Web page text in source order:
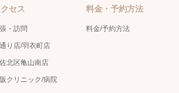
セス
・訪問
り店/羽衣町店
北区亀山南店
クリニック/病院
料金・予約方法
料金/予約方法